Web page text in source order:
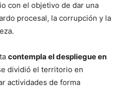
con el objetivo de dar una
procesal, la corrupción y la
contempla el despliegue en
dividió el territorio en
actividades de forma